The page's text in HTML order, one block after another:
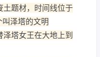
土题材，时间线位于
泽塔的文明
塔女王在大地上到